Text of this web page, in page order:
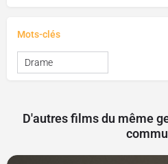
Mots-clés
Drame
D'autres films du même